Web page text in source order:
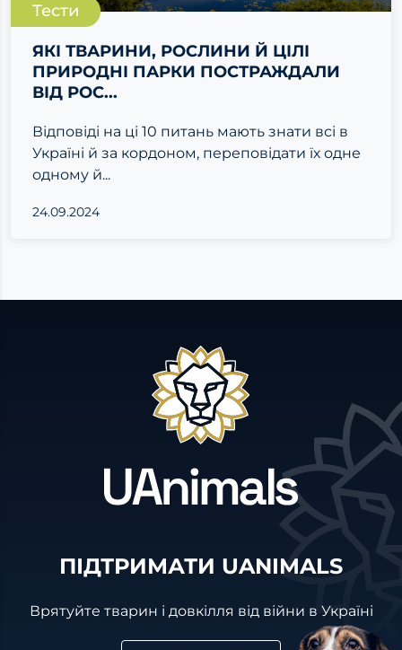
Тести
ЯКІ ТВАРИНИ, РОСЛИНИ Й ЦІЛІ
ПРИРОДНІ ПАРКИ ПОСТРАЖДАЛИ
ВІД РОС...
Відповіді на ці 10 питань мають знати всі в
Україні й за кордоном, переповідати їх одне
одному й...
24.09.2024
ПІДТРИМАТИ UANIMALS
Врятуйте тварин і довкілля від війни в Україні